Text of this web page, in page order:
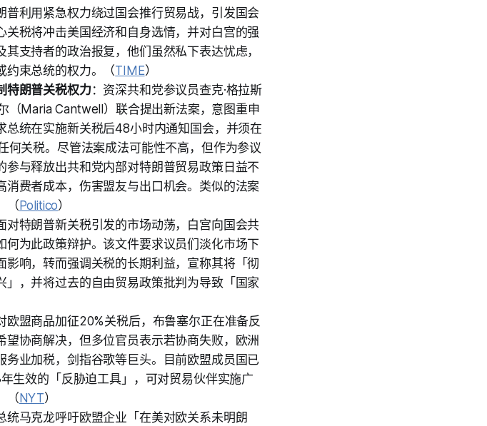
普利用紧急权力绕过国会推行贸易战，引发国会
税将冲击美国经济和自身选情，并对白宫的强
支持者的政治报复，他们虽然私下表达忧虑，
约束总统的权力。（TIME）
特朗普关税权力 ：资深共和党参议员查克·格拉斯
（Maria Cantwell）联合提出新法案，意图重申
总统在实施新关税后48小时内通知国会，并须在
何关税。尽管法案成法可能性不高，但作为参议
与释放出共和党内部对特朗普贸易政策日益不
费者成本，伤害盟友与出口机会。类似的法案
（Politico）
对特朗普新关税引发的市场动荡，白宫向国会共
为此政策辩护。该文件要求议员们淡化市场下
响，转而强调关税的长期利益，宣称其将「彻
，并将过去的自由贸易政策批判为导致「国家
欧盟商品加征20%关税后，布鲁塞尔正在准备反
协商解决，但多位官员表示若协商失败，欧洲
业加税，剑指谷歌等巨头。目前欧盟成员国已
生效的「反胁迫工具」，可对贸易伙伴实施广
（ NYT）
统马克龙呼吁欧盟企业「在美对欧关系未明朗